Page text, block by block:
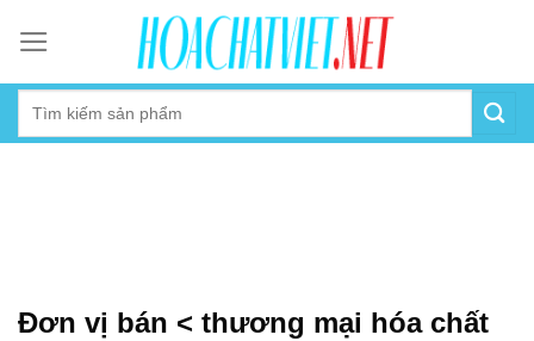
content
Đơn vị bán < thương mại hóa chất